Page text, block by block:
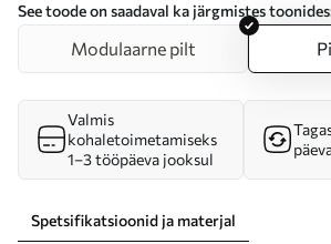
See toode on saadaval ka järgmistes
Modulaarne pilt
Valmis
kohaletoimetamiseks
1–3 tööpäeva jooksul
Spetsifikatsioonid ja materjal